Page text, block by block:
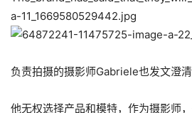
负责拍摄的摄影师Gabriele也发文澄清
他无权选择产品和模特，作为摄影师